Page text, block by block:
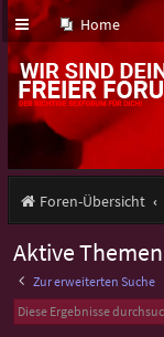
Home
Foren-Übersicht
Aktive Themen
Zur erweiterten Suche